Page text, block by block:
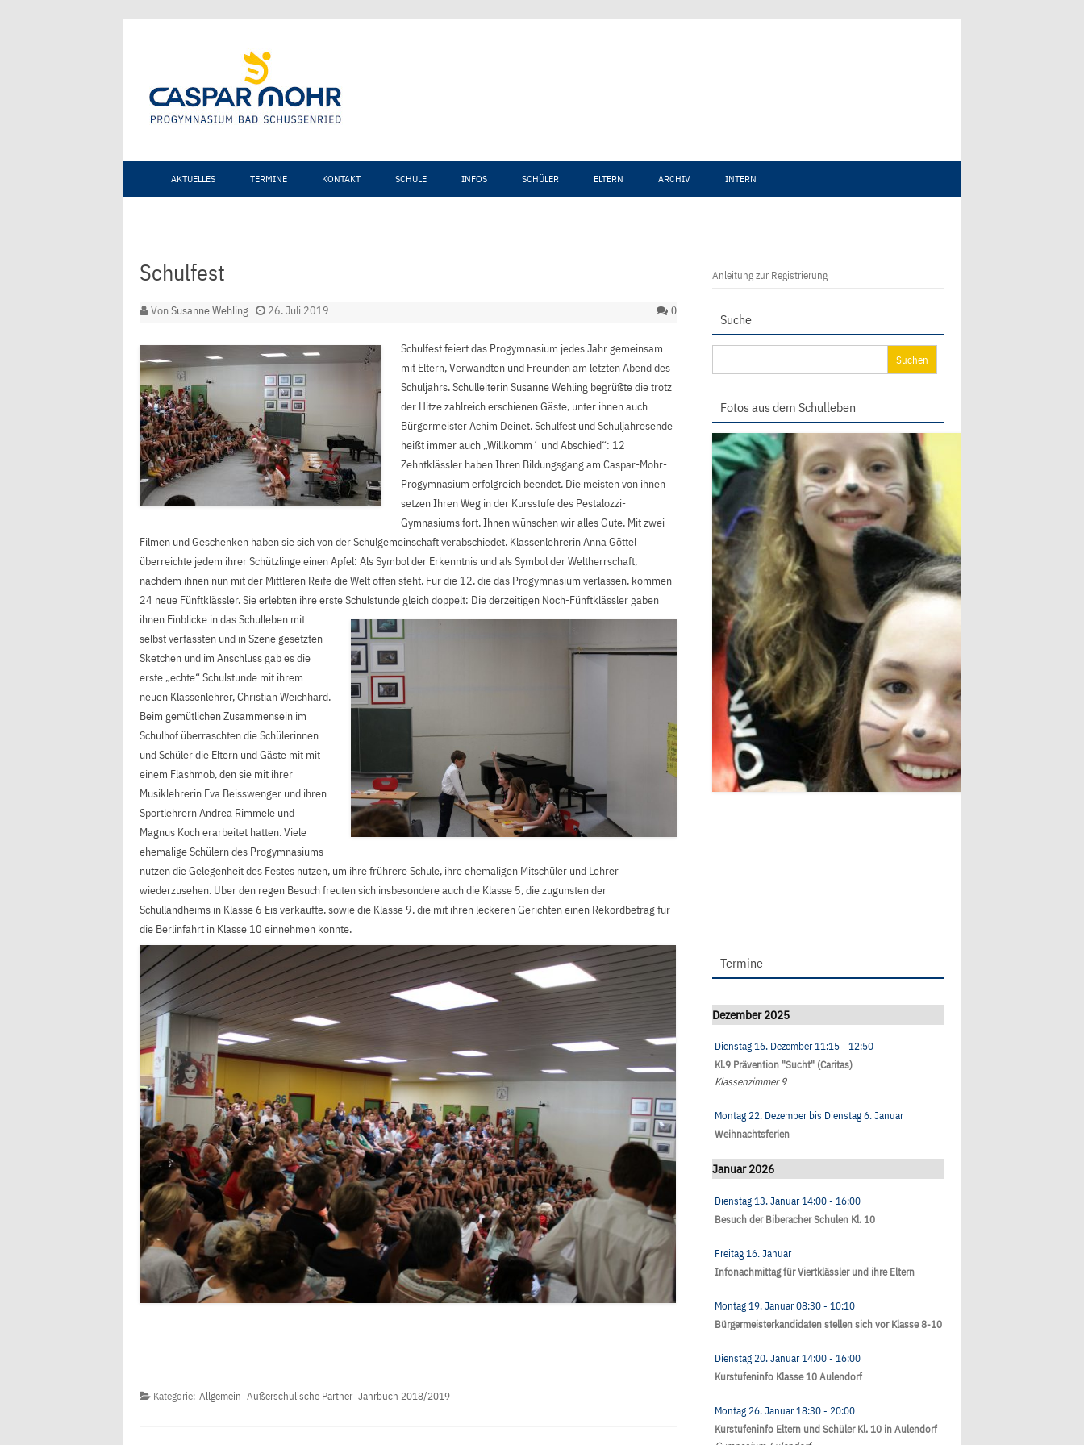
AKTUELLES TERMINE KONTAKT SCHULE INFOS SCHÜLER ELTERN ARCHIV INTERN
Schulfest
VonSusanne Wehling 26. Juli 2019 0
Schulfest feiert das Progymnasium jedes Jahr gemeinsam
mit Eltern, Verwandten und Freunden am letzten Abend des
Schuljahrs. Schulleiterin Susanne Wehling begrüßte die trotz
der Hitze zahlreich erschienen Gäste, unter ihnen auch
Bürgermeister Achim Deinet. Schulfest und Schuljahresende
heißt immer auch „Willkomm´ und Abschied“: 12
Zehntklässler haben Ihren Bildungsgang am Caspar-Mohr-
Progymnasium erfolgreich beendet. Die meisten von ihnen
setzen Ihren Weg in der Kursstufe des Pestalozzi-
Gymnasiums fort. Ihnen wünschen wir alles Gute. Mit zwei
Filmen und Geschenken haben sie sich von der Schulgemeinschaft verabschiedet. Klassenlehrerin Anna Göttel
überreichte jedem ihrer Schützlinge einen Apfel: Als Symbol der Erkenntnis und als Symbol der Weltherrschaft,
nachdem ihnen nun mit der Mittleren Reife die Welt offen steht. Für die 12, die das Progymnasium verlassen, kommen
24 neue Fünftklässler. Sie erlebten ihre erste Schulstunde gleich doppelt: Die derzeitigen Noch-Fünftklässler gaben
ihnen Einblicke in das Schulleben mit
selbst verfassten und in Szene gesetzten
Sketchen und im Anschluss gab es die
erste „echte“ Schulstunde mit ihrem
neuen Klassenlehrer, Christian Weichhard.
Beim gemütlichen Zusammensein im
Schulhof überraschten die Schülerinnen
und Schüler die Eltern und Gäste mit mit
einem Flashmob, den sie mit ihrer
Musiklehrerin Eva Beisswenger und ihren
Sportlehrern Andrea Rimmele und
Magnus Koch erarbeitet hatten. Viele
ehemalige Schülern des Progymnasiums
nutzen die Gelegenheit des Festes nutzen, um ihre frührere Schule, ihre ehemaligen Mitschüler und Lehrer
wiederzusehen. Über den regen Besuch freuten sich insbesondere auch die Klasse 5, die zugunsten der
Schullandheims in Klasse 6 Eis verkaufte, sowie die Klasse 9, die mit ihren leckeren Gerichten einen Rekordbetrag für
die Berlinfahrt in Klasse 10 einnehmen konnte.
Kategorie: Allgemein Außerschulische Partner Jahrbuch 2018/2019
Anleitung zur Registrierung
Suche
nach:
Fotos aus dem Schulleben
Termine
Dezember 2025
Dienstag 16. Dezember11:15- 12:50
Kl.9 Prävention "Sucht" (Caritas)
Klassenzimmer 9
Montag 22. Dezemberbis Dienstag 6. Januar
Weihnachtsferien
Januar 2026
Dienstag 13. Januar14:00- 16:00
Besuch der Biberacher Schulen Kl. 10
Freitag 16. Januar
Infonachmittag für Viertklässler und ihre Eltern
Montag 19. Januar08:30- 10:10
Bürgermeisterkandidaten stellen sich vor Klasse 8-10
Dienstag 20. Januar14:00- 16:00
Kurstufeninfo Klasse 10 Aulendorf
Montag 26. Januar18:30- 20:00
Kurstufeninfo Eltern und Schüler Kl. 10 in Aulendorf